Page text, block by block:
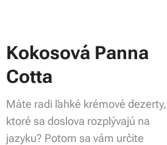
Kokosová Panna
Cotta
Máte radi ľahké krémové dezerty,
ktoré sa doslova rozplývajú na
jazyku? Potom sa vám určite